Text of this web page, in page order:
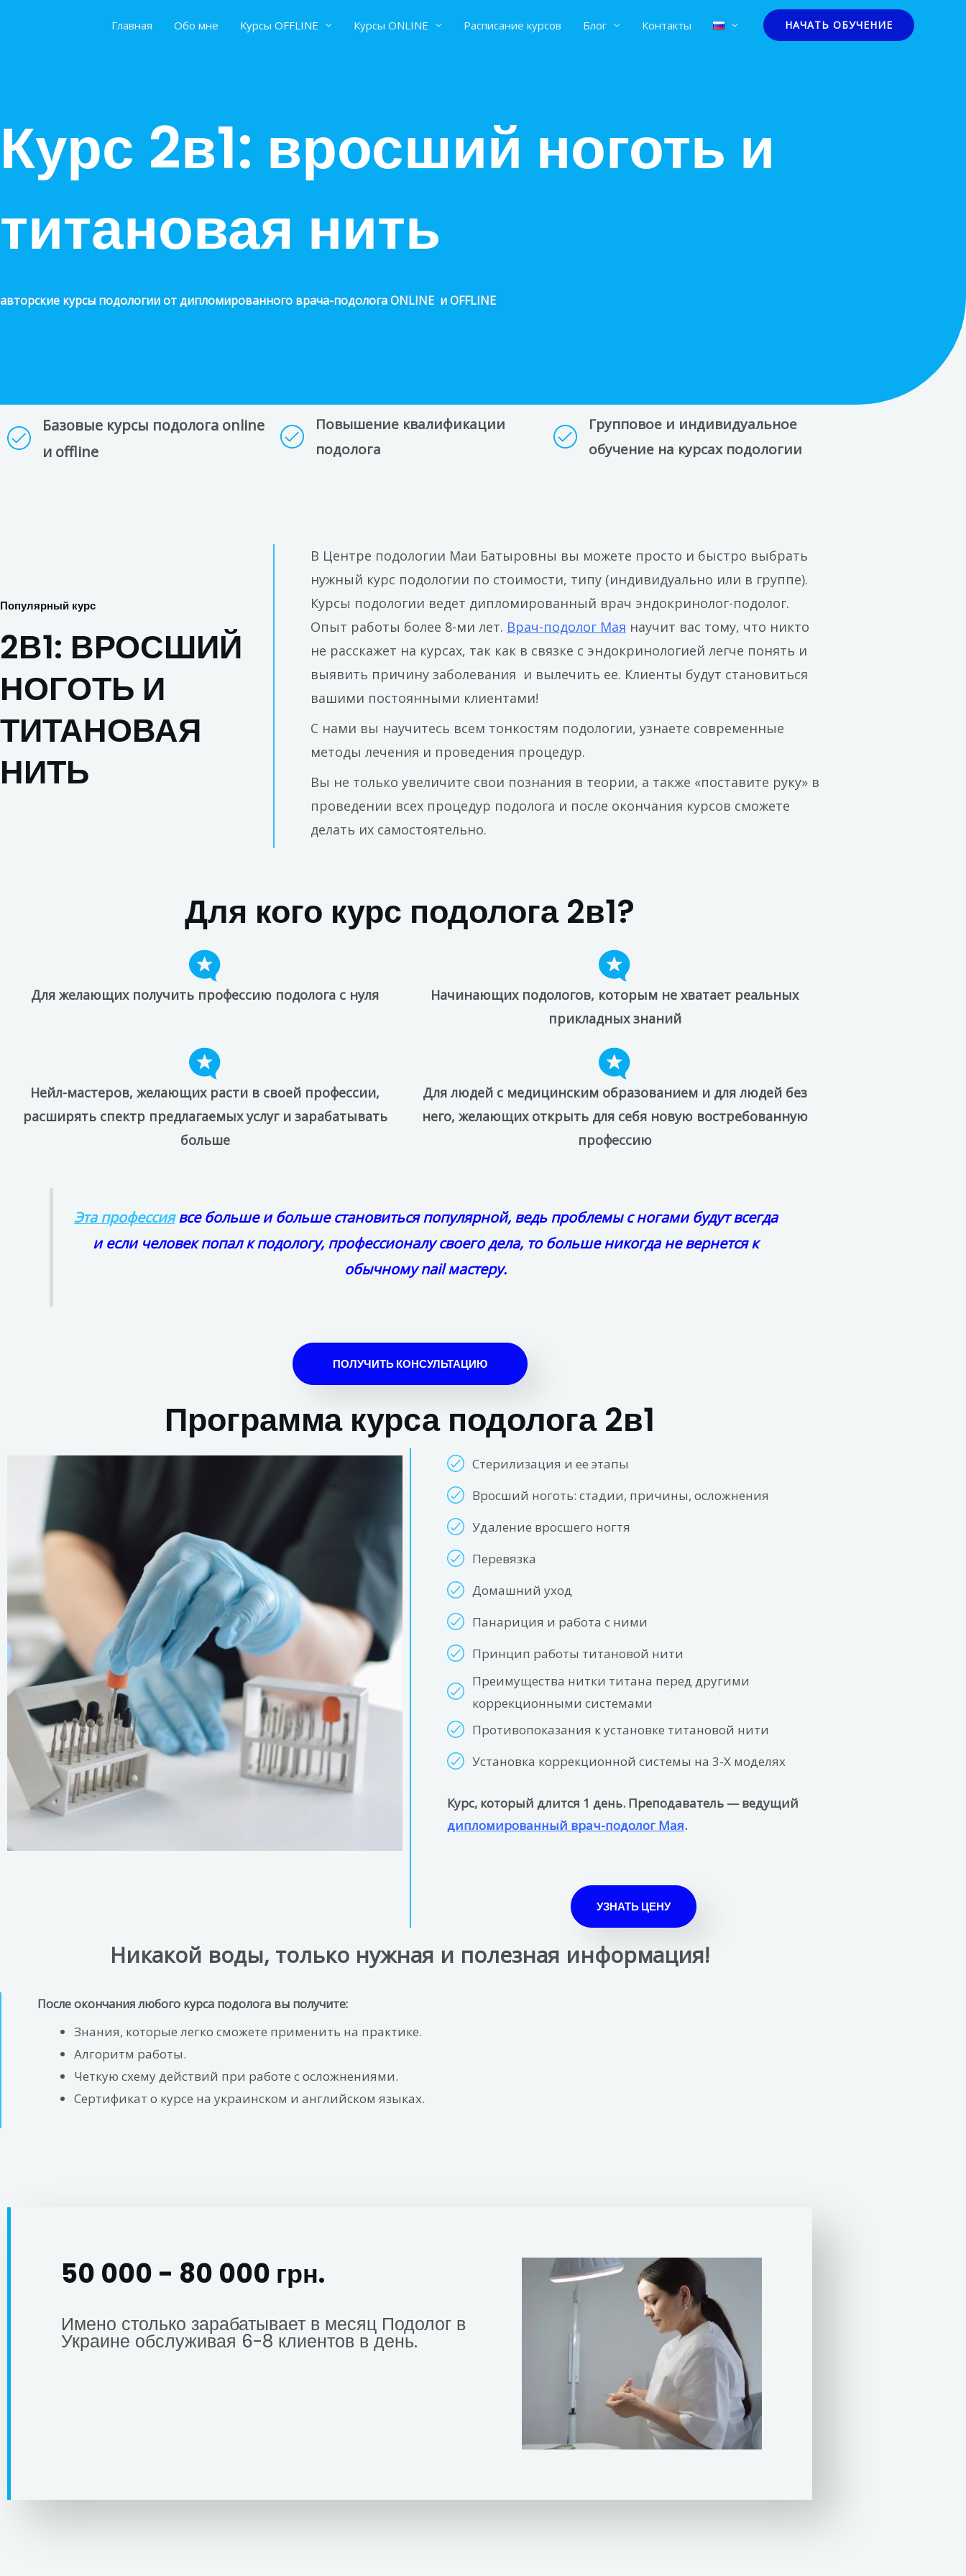
Главная Обо мне Курсы OFFLINE Курсы ONLINE Расписание курсов Блог Контакты НАЧАТЬ ОБУЧЕНИЕ
Курс 2в1: вросший ноготь и
титановая нить
авторские курсы подологии от дипломированного врача-подологаONLINE и OFFLINE
Базовые курсы подолога online
и offline
Повышение квалификации
подолога
Групповое и индивидуальное
обучение на курсах подологии
Популярный курс
2В1: ВРОСШИЙ
НОГОТЬ И
ТИТАНОВАЯ
НИТЬ
В Центре подологии Маи Батыровны вы можете просто и быстро выбрать
нужный курс подологии по стоимости, типу (индивидуально или в группе).
Курсы подологии ведет дипломированный врач эндокринолог-подолог.
Опыт работы более 8-ми лет. Врач-подолог Мая научит вас тому, что никто
не расскажет на курсах, так как в связке с эндокринологией легче понять и
выявить причину заболевания и вылечить ее. Клиенты будут становиться
вашими постоянными клиентами!
С нами вы научитесь всем тонкостям подологии, узнаете современные
методы лечения и проведения процедур.
Вы не только увеличите свои познания в теории, а также «поставите руку» в
проведении всех процедур подолога и после окончания курсов сможете
делать их самостоятельно.
Для кого курс подолога 2в1?
Для желающих получить профессию подолога с нуля
Начинающих подологов, которым не хватает реальных
прикладных знаний
Нейл-мастеров, желающих расти в своей профессии,
расширять спектр предлагаемых услуг и зарабатывать
больше
Для людей с медицинским образованием и для людей без
него, желающих открыть для себя новую востребованную
профессию
Эта профессиявсе больше и больше становиться популярной, ведь проблемы с ногами будут всегда
и если человек попал к подологу, профессионалу своего дела, то больше никогда не вернется к
обычному nail мастеру.
ПОЛУЧИТЬ КОНСУЛЬТАЦИЮ
Программа курса подолога 2в1
Стерилизация и ее этапы
Вросший ноготь: стадии, причины, осложнения
Удаление вросшего ногтя
Перевязка
Домашний уход
Панариция и работа с ними
Принцип работы титановой нити
Преимущества нитки титана перед другими
коррекционными системами
Противопоказания к установке титановой нити
Установка коррекционной системы на 3-Х моделях
Курс, который длится 1 день. Преподаватель — ведущий
дипломированный врач-подолог Мая.
УЗНАТЬ ЦЕНУ
Никакой воды, только нужная и полезная информация!
После окончания любого курса подолога вы получите:
Знания, которые легко сможете применить на практике.
Алгоритм работы.
Четкую схему действий при работе с осложнениями.
Сертификат о курсе на украинском и английском языках.
50 000 - 80 000 грн.
Имено столько зарабатывает в месяц Подолог в
Украине обслуживая 6-8 клиентов в день.